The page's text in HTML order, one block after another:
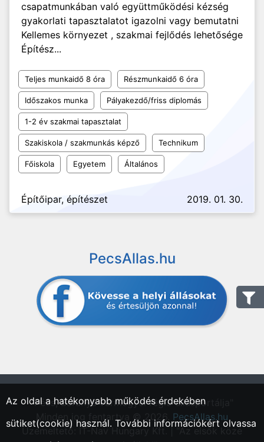
csapatmunkában való együttműködési kézség
gyakorlati tapasztalatot igazolni vagy bemutatni
Kellemes környezet , szakmai fejlődés lehetősége
Építész...
Teljes munkaidő 8 óra Részmunkaidő 6 óra
Időszakos munka Pályakezdő/friss diplomás
1-2 év szakmai tapasztalat
Szakiskola / szakmunkás képző Technikum
Főiskola Egyetem Általános
Építőipar, építészet 2019. 01. 30.
PecsAllas.hu
"Pécs, Baranya vármegyei régió állásportálja"
Minden jog fentartva © 2026. PecsAllas.hu
Üzemeltető: IT-Nav Hungary Kft. | "Az elsők közé
Az oldal a hatékonyabb működés érdekében
sütiket(cookie) használ. További információkért olvassa